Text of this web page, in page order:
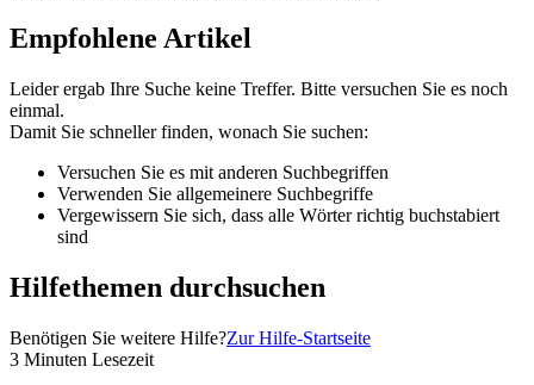
Empfohlene Artikel
Leider ergab Ihre Suche keine Treffer. Bitte versuchen Sie es noch
einmal.
Damit Sie schneller finden, wonach Sie suchen:
Versuchen Sie es mit anderen Suchbegriffen
Verwenden Sie allgemeinere Suchbegriffe
Vergewissern Sie sich, dass alle Wörter richtig buchstabiert
sind
Hilfethemen durchsuchen
Benötigen Sie weitere Hilfe?Zur Hilfe-Startseite
3 Minuten Lesezeit